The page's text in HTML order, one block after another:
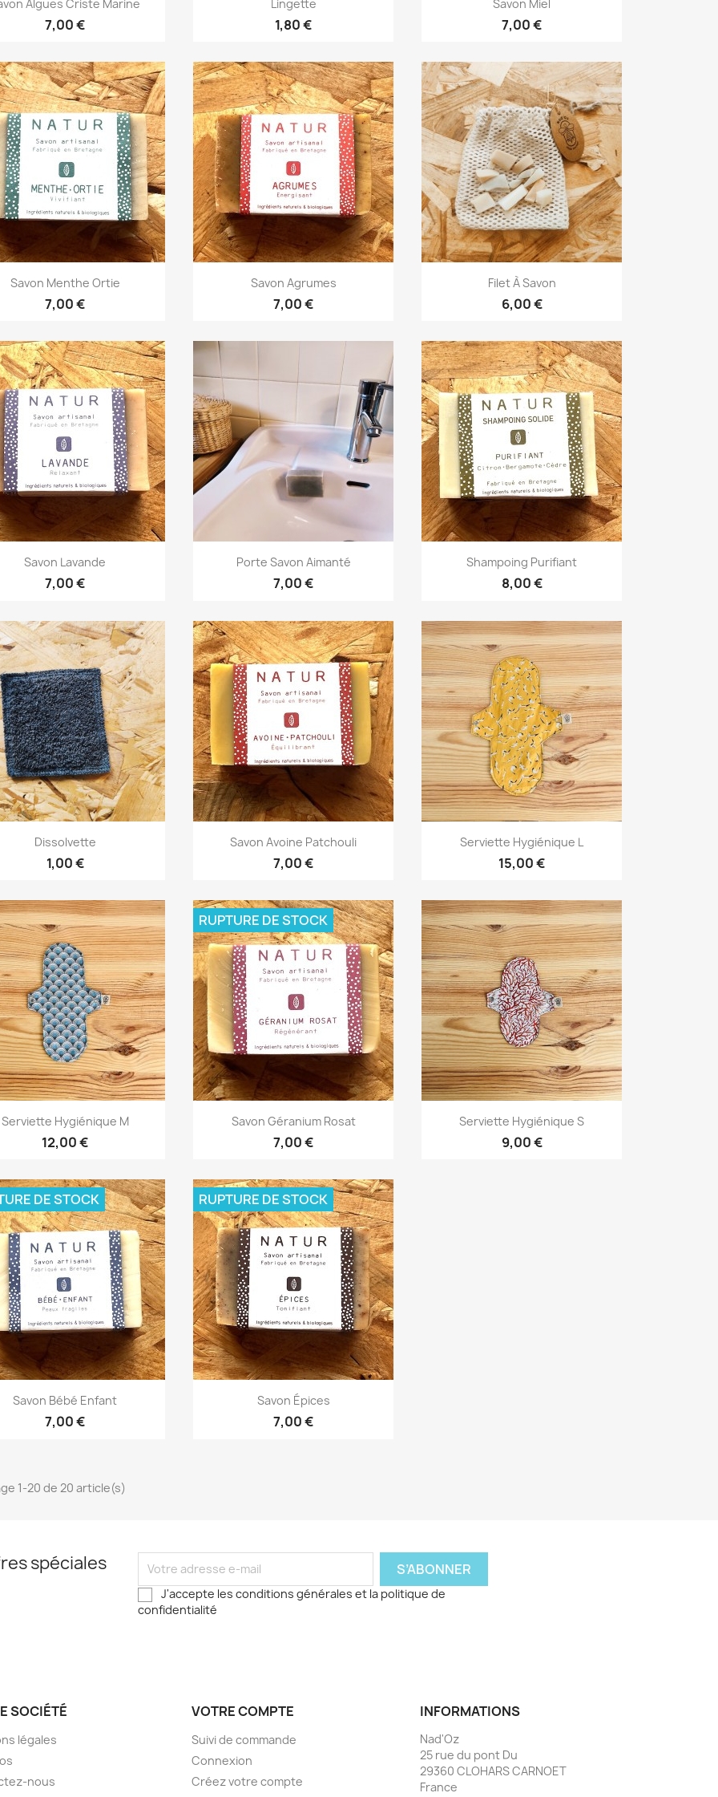
Algues Criste Marine
7,00 €
Lingette
1,80 €
Savon Miel
7,00 €
Aperçu rapide
Savon Menthe Ortie
7,00 €
Aperçu rapide
Savon Agrumes
7,00 €
Aperçu rapide
Filet À Savon
6,00 €
Aperçu rapide
Savon Lavande
7,00 €
Aperçu rapide
Porte Savon Aimanté
7,00 €
Aperçu rapide
Shampoing Purifiant
8,00 €
Aperçu rapide
Dissolvette
1,00 €
Aperçu rapide
Savon Avoine Patchouli
7,00 €
Aperçu rapide
Serviette Hygiénique L
15,00 €
Aperçu rapide
Serviette Hygiénique M
12,00 €
Aperçu rapide
Savon Géranium Rosat
7,00 €
RUPTURE DE STOCK
Aperçu rapide
Serviette Hygiénique S
9,00 €
Aperçu rapide
Savon Bébé Enfant
7,00 €
DE STOCK
Aperçu rapide
Savon Épices
7,00 €
RUPTURE DE STOCK
1-20 de 20 article(s)
spéciales
J'accepte les conditions générales et la politique de
confidentialité
SOCIÉTÉ
légales
nous
VOTRE COMPTE
Suivi de commande
Connexion
Créez votre compte
INFORMATIONS
Nad'Oz
25 rue du pont Du
29360 CLOHARS CARNOET
France